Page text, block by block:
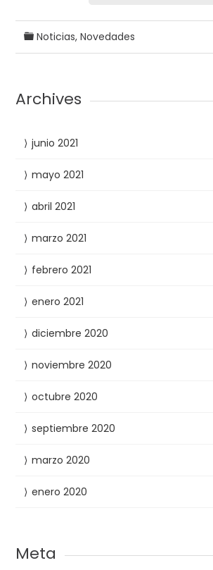
Noticias,Novedades
Archives
junio 2021
mayo 2021
abril 2021
marzo 2021
febrero 2021
enero 2021
diciembre 2020
noviembre 2020
octubre 2020
septiembre 2020
marzo 2020
enero 2020
Meta